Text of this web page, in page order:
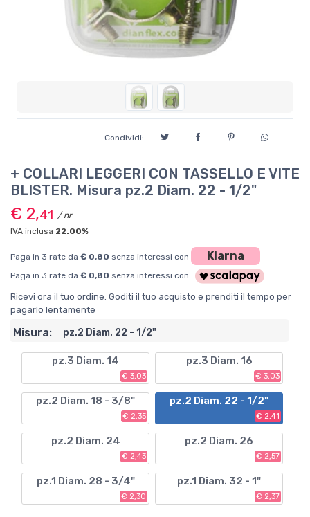
Condividi:
+ COLLARI LEGGERI CON TASSELLO E VITE
BLISTER. Misura pz.2 Diam. 22 - 1/2"
€ 2,41 / nr
IVA inclusa 22.00%
Paga in 3 rate da € 0,80 senza interessi con Klarna
Paga in 3 rate da € 0,80 senza interessi con
Ricevi ora il tuo ordine. Goditi il tuo acquisto e prenditi il tempo per
pagarlo lentamente
Misura: pz.2 Diam. 22 - 1/2"
pz.3 Diam. 14
€ 3,03
pz.3 Diam. 16
€ 3,03
pz.2 Diam. 18 - 3/8"
€ 2,35
pz.2 Diam. 22 - 1/2"
€ 2,41
pz.2 Diam. 24
€ 2,43
pz.2 Diam. 26
€ 2,57
pz.1 Diam. 28 - 3/4"
€ 2,30
pz.1 Diam. 32 - 1"
€ 2,37